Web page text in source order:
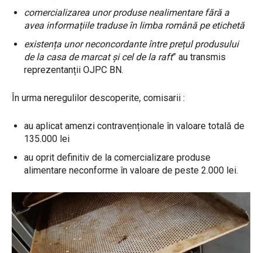
comercializarea unor produse nealimentare fără a
avea informațiile traduse în limba română pe etichetă
existența unor neconcordante între prețul produsului
de la casa de marcat și cel de la raft” au transmis
reprezentanții OJPC BN.
În urma neregulilor descoperite, comisarii :
au aplicat amenzi contravenționale în valoare totală de
135.000 lei
au oprit definitiv de la comercializare produse
alimentare neconforme în valoare de peste 2.000 lei.